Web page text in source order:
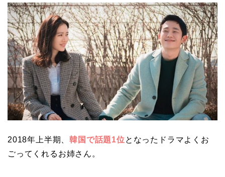
2018年上半期、韓国で話題1位となったドラマよくお
ごってくれるお姉さん。